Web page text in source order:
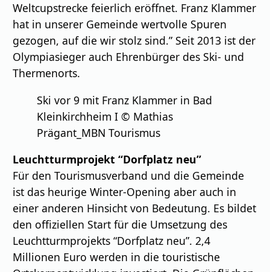
Weltcupstrecke feierlich eröﬀnet. Franz Klammer
hat in unserer Gemeinde wertvolle Spuren
gezogen, auf die wir stolz sind.” Seit 2013 ist der
Olympiasieger auch Ehrenbürger des Ski- und
Thermenorts.
Ski vor 9 mit Franz Klammer in Bad
Kleinkirchheim I © Mathias
Prägant_MBN Tourismus
Leuchtturmprojekt “Dorfplatz neu”
Für den Tourismusverband und die Gemeinde
ist das heurige Winter-Opening aber auch in
einer anderen Hinsicht von Bedeutung. Es bildet
den oﬃziellen Start für die Umsetzung des
Leuchtturmprojekts “Dorfplatz neu”. 2,4
Millionen Euro werden in die touristische